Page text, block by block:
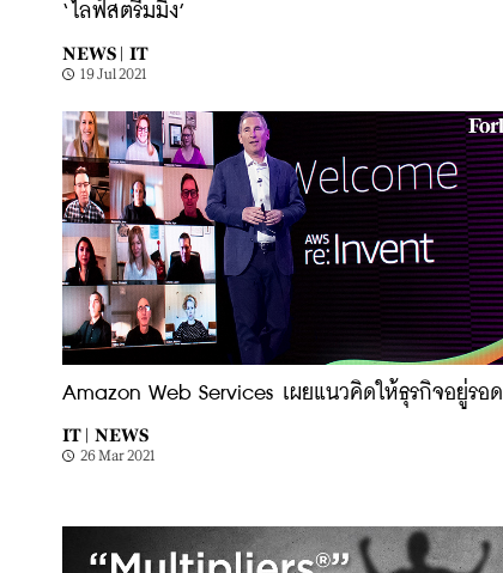
‘ไลฟ์สตรีมมิง’
NEWS | IT
19 Jul 2021
Amazon Web Services เผยแนวคิดให้ธุรกิจอยู่รอด
IT | NEWS
26 Mar 2021